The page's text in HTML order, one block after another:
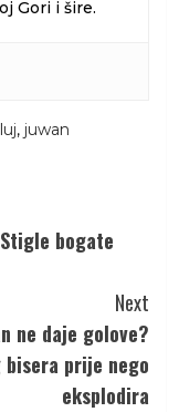
Gori i šire.
, juwan
bogate
Next
ne daje golove?
prije nego
eksplodira